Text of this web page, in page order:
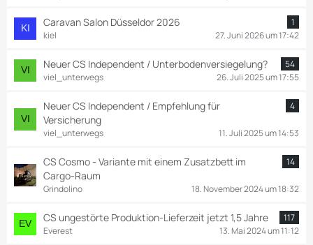
Caravan Salon Düsseldor 2026
1
kiel
27. Juni 2026 um 17:42
Neuer CS Independent / Unterbodenversiegelung?
54
viel_unterwegs
26. Juli 2025 um 17:55
Neuer CS Independent / Empfehlung für
Versicherung
4
viel_unterwegs 11. Juli 2025 um 14:53
CS Cosmo - Variante mit einem Zusatzbett im
Cargo-Raum
14
Grindolino 18. November 2024 um 18:32
CS ungestörte Produktion-Lieferzeit jetzt 1,5 Jahre
117
Everest
13. Mai 2024 um 11:12